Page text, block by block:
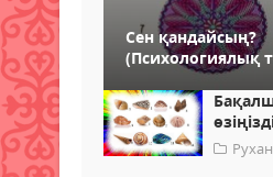
Сен қандайсың?
(Психологиялық